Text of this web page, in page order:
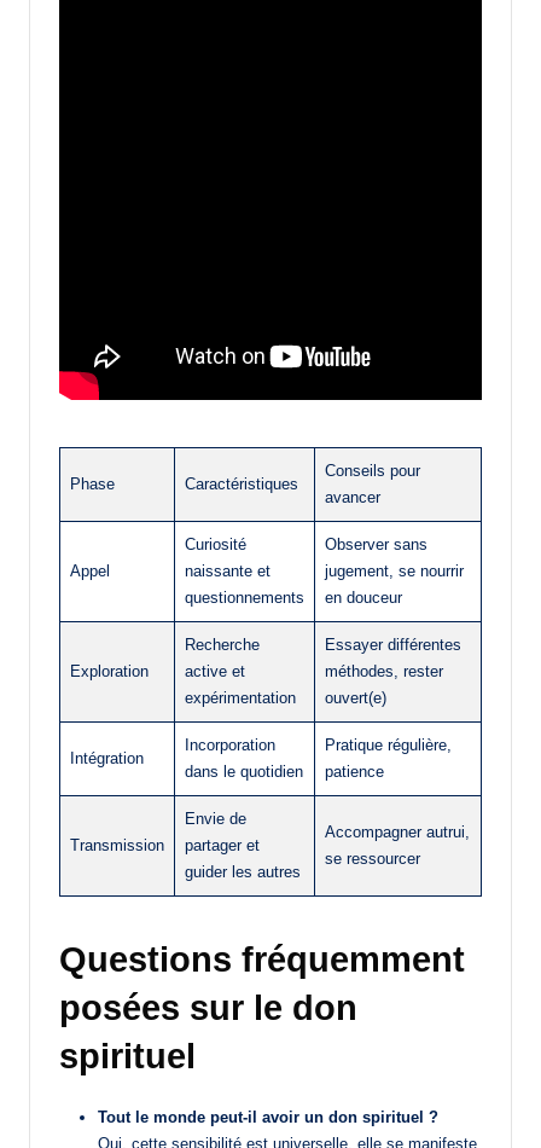
Phase Caractéristiques
Conseils pour
avancer
Appel
Curiosité
naissante et
questionnements
Observer sans
jugement, se nourrir
en douceur
Exploration
Recherche
active et
expérimentation
Essayer différentes
méthodes, rester
ouvert(e)
Intégration
Incorporation
dans le quotidien
Pratique régulière,
patience
Transmission
Envie de
partager et
guider les autres
Accompagner autrui,
se ressourcer
Questions fréquemment
posées sur le don
spirituel
Tout le monde peut-il avoir un don spirituel ?
Oui, cette sensibilité est universelle, elle se manifeste